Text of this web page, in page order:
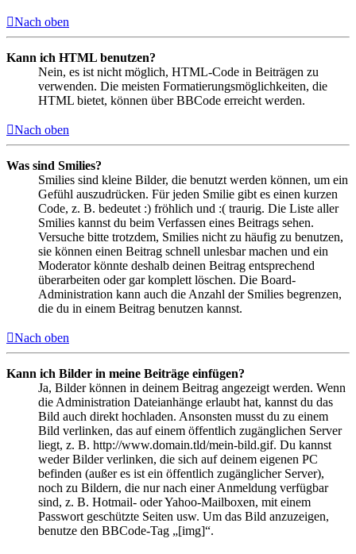
Nach oben
Kann ich HTML benutzen?
Nein, es ist nicht möglich, HTML-Code in Beiträgen zu
verwenden. Die meisten Formatierungsmöglichkeiten, die
HTML bietet, können über BBCode erreicht werden.
Nach oben
Was sind Smilies?
Smilies sind kleine Bilder, die benutzt werden können, um ein
Gefühl auszudrücken. Für jeden Smilie gibt es einen kurzen
Code, z. B. bedeutet :) fröhlich und :( traurig. Die Liste aller
Smilies kannst du beim Verfassen eines Beitrags sehen.
Versuche bitte trotzdem, Smilies nicht zu häufig zu benutzen,
sie können einen Beitrag schnell unlesbar machen und ein
Moderator könnte deshalb deinen Beitrag entsprechend
überarbeiten oder gar komplett löschen. Die Board-
Administration kann auch die Anzahl der Smilies begrenzen,
die du in einem Beitrag benutzen kannst.
Nach oben
Kann ich Bilder in meine Beiträge einfügen?
Ja, Bilder können in deinem Beitrag angezeigt werden. Wenn
die Administration Dateianhänge erlaubt hat, kannst du das
Bild auch direkt hochladen. Ansonsten musst du zu einem
Bild verlinken, das auf einem öffentlich zugänglichen Server
liegt, z. B. http://www.domain.tld/mein-bild.gif. Du kannst
weder Bilder verlinken, die sich auf deinem eigenen PC
befinden (außer es ist ein öffentlich zugänglicher Server),
noch zu Bildern, die nur nach einer Anmeldung verfügbar
sind, z. B. Hotmail- oder Yahoo-Mailboxen, mit einem
Passwort geschützte Seiten usw. Um das Bild anzuzeigen,
benutze den BBCode-Tag „[img]“.